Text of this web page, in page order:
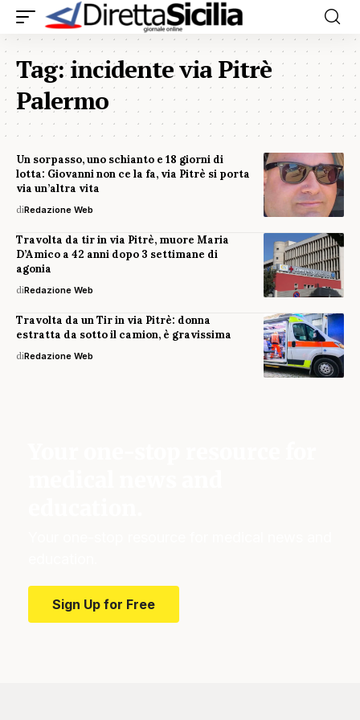
Tag:incidente via Pitrè
Palermo
Un sorpasso, uno schianto e 18 giorni di
lotta: Giovanni non ce la fa, via Pitrè si porta
via un’altra vita
diRedazione Web
Travolta da tir in via Pitrè, muore Maria
D’Amico a 42 anni dopo 3 settimane di
agonia
diRedazione Web
Travolta da un Tir in via Pitrè: donna
estratta da sotto il camion, è gravissima
diRedazione Web
Sign Up for Free